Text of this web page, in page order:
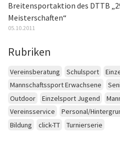
Breitensportaktion des DTTB
Meisterschaften“
05.10.2011
Rubriken
Vereinsberatung Schulsport
Mannschaftssport Erwachsene
Outdoor
Einzelsport Jugend
Vereinsservice
Personal/
Bildung
click-TT Turnierserie